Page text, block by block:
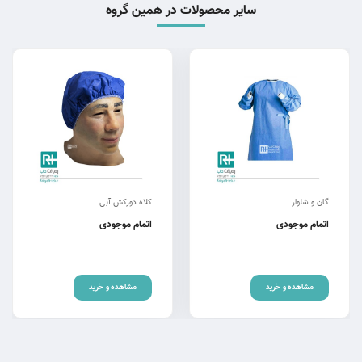
سایر محصولات در همین گروه
گان و شلوار
اتمام موجودی
مشاهده و خرید
کلاه دورکش آبی
اتمام موجودی
مشاهده و خرید